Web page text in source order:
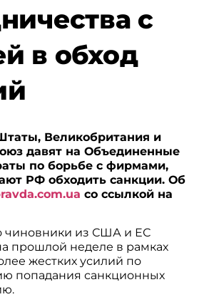
с
в обход
Великобритания и
давят на Объединенные
по борьбе с фирмами,
РФ обходить санкции. Об
со ссылкой на
чиновники из США и ЕС
прошлой неделе в рамках
жестких усилий по
попадания санкционных